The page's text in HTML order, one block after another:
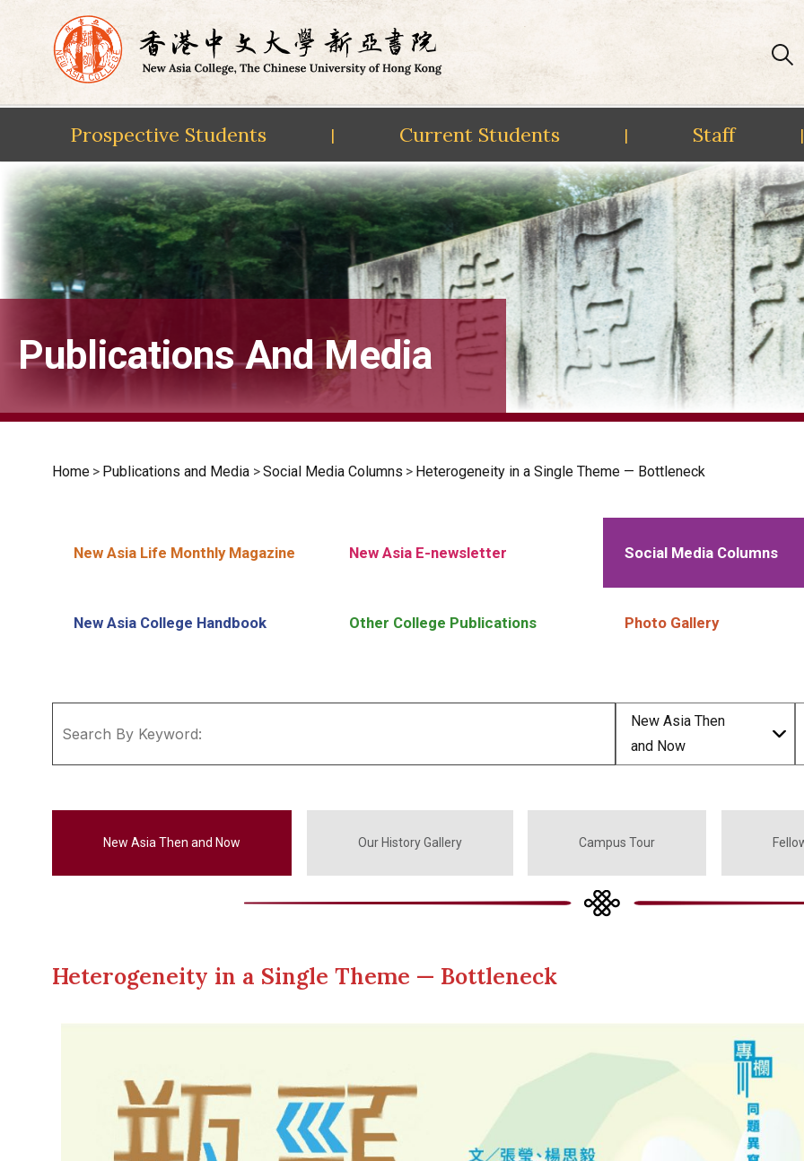
Skip
content
Prospective Students | Current Students | Staff |
Publications And Media
Home > Publications and Media >Social Media Columns > Heterogeneity in a Single Theme — Bottleneck
New Asia Life Monthly Magazine New Asia E-newsletter Social Media Columns
New Asia College Handbook Other College Publications Photo Gallery
New Asia Then
and Now
New Asia Then and Now Our History Gallery Campus Tour
Heterogeneity in a Single Theme — Bottleneck